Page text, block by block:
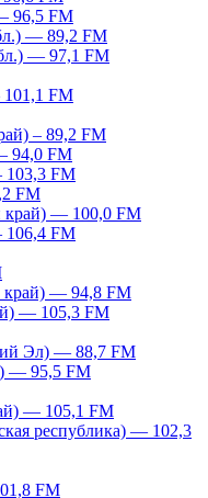
96,5 FM
— 89,2 FM
— 97,1 FM
FM
– 89,2 FM
94,0 FM
103,3 FM
FM
край) — 100,0 FM
106,4 FM
край) — 94,8 FM
— 105,3 FM
Эл) — 88,7 FM
— 95,5 FM
— 105,1 FM
республика) — 102,3
FM